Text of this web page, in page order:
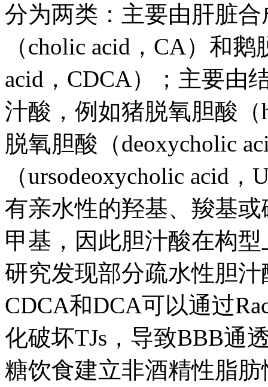
分为两类：主要由肝脏
（cholic acid，CA）和
acid，CDCA）；主要由
汁酸，例如猪脱氧胆酸（
脱氧胆酸（deoxycholic
（ursodeoxycholic acid
有亲水性的羟基、羧基
甲基，因此胆汁酸在构
研究发现部分疏水性胆
CDCA和DCA可以通过
化破坏TJs，导致BBB通
糖饮食建立非酒精性脂